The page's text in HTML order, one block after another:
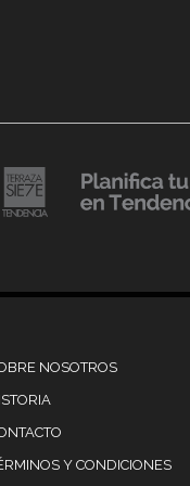
NOSOTROS
Y CONDICIONES